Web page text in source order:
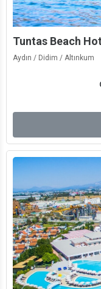
Tuntas Beach
Aydın / Didim / Altınkum